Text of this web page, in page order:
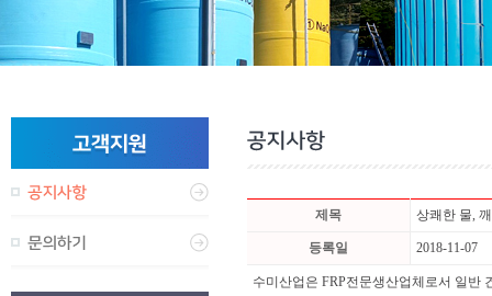
제목 상쾌한 물,
등록일 2018-11-07
수미산업은 FRP전문생산업체로서 일반